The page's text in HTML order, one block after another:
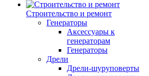
Строительство и ремонт
Генераторы
Аксессуары к
генераторам
Генераторы
Дрели
Дрели-шуруповерты